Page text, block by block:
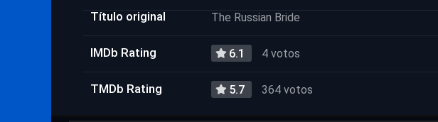
Título original The Russian Bride
IMDb Rating 6.1 4 votos
TMDb Rating 5.7 364 votos